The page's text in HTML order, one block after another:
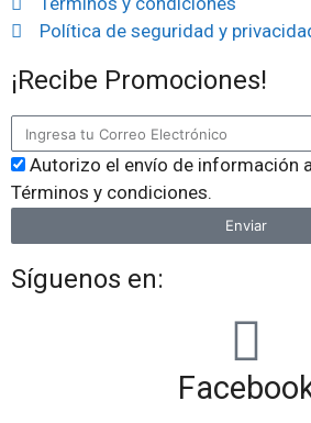
Política de seguridad y
¡Recibe Promociones!
Autorizo el envío de información
Términos y condiciones.
Enviar
Síguenos en: